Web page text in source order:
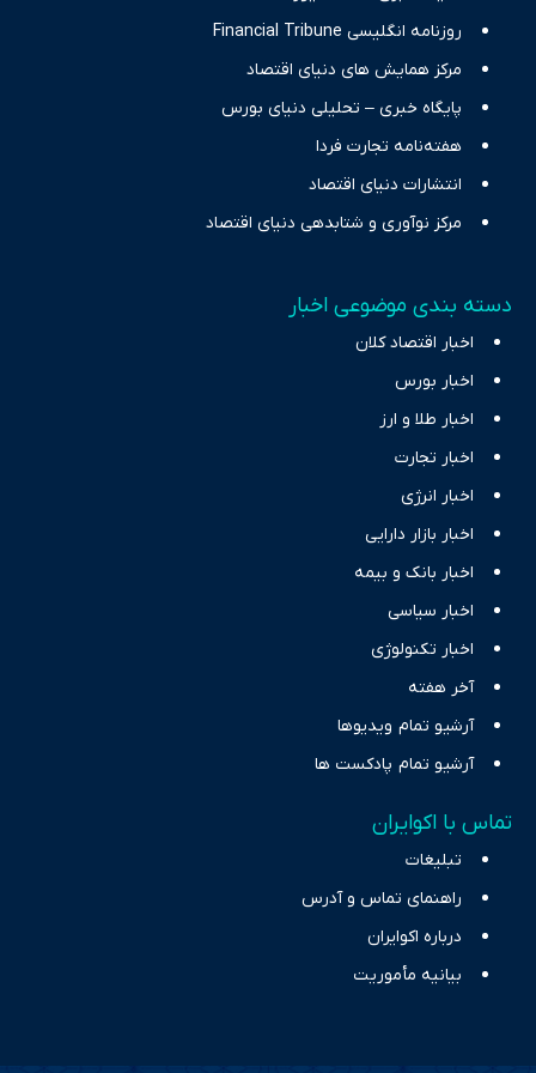
روزنامه انگلیسی Financial Tribune
مرکز همایش های دنیای اقتصاد
پایگاه خبری – تحلیلی دنیای بورس
هفته‌نامه تجارت فردا
انتشارات دنیای اقتصاد
مرکز نوآوری و شتابدهی دنیای اقتصاد
دسته بندی موضوعی اخبار
اخبار اقتصاد کلان
اخبار بورس
اخبار طلا و ارز
اخبار تجارت
اخبار انرژی
اخبار بازار دارایی
اخبار بانک و بیمه
اخبار سیاسی
اخبار تکنولوژی
آخر هفته
آرشیو تمام ویدیوها
آرشیو تمام پادکست ها
تماس با اکوایران
تبلیغات
راهنمای تماس و آدرس
درباره اکوایران
بیانیه مأموریت